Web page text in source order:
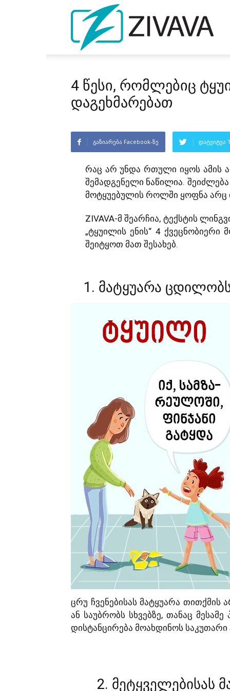
4 წესი, რომლებიც
დაგეხმარებათ
გაზიარება Facebook-ზე დატვიტვა
რაც არ უნდა რთული იყოს ამის
შემადგენელი ნაწილია.
მოტყუებულის როლში ყოფნა არც
ZIVAVA-მ შეარჩია, ტექსტის
„ტყუილის ენის“ 4
შეიტყოთ მათ შესახებ.
1. მატყუარა
ცრუ ჩვენებისას მატყუარა თითქმის
ან საუბრობს სხვებზე, თანაც
დისტანცირება მოახდინოს საკუთარი
2. მეტყველებისას